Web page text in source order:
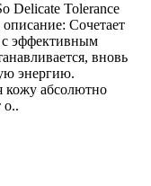
Delicate Tolerance
Сочетает
эффективным
вновь
энергию.
кожу абсолютно
о..